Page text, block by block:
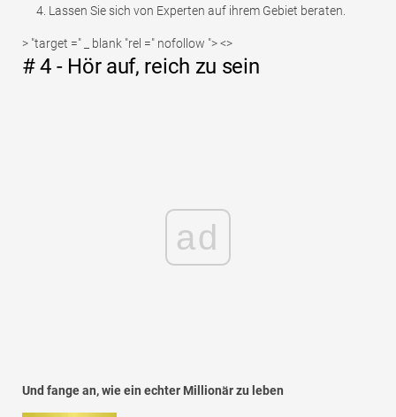
Lassen Sie sich von Experten auf ihrem Gebiet beraten.
> "target =" _ blank "rel =" nofollow "> <>
# 4 - Hör auf, reich zu sein
ad
Und fange an, wie ein echter Millionär zu leben